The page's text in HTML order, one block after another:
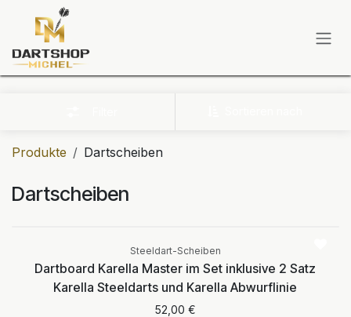
Zum Inhalt springen
Produkte Dartscheiben
Dartscheiben
Steeldart-Scheiben
Dartboard Karella Master im Set inklusive 2 Satz
Karella Steeldarts und Karella Abwurflinie
52,00 €